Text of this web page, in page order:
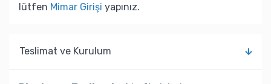
lütfen Mimar Girişi yapınız.
Teslimat ve Kurulum